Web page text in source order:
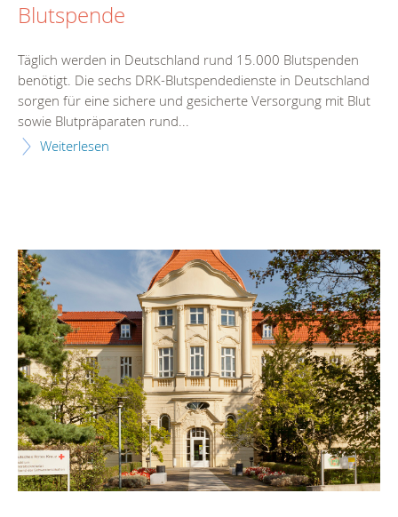
Blutspende
Täglich werden in Deutschland rund 15.000 Blutspenden
benötigt. Die sechs DRK-Blutspendedienste in Deutschland
sorgen für eine sichere und gesicherte Versorgung mit Blut
sowie Blutpräparaten rund...
Weiterlesen